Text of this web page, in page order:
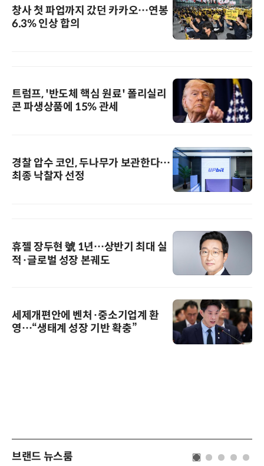
창사 첫 파업까지 갔던 카카오…연봉
6.3% 인상 합의
트럼프, '반도체 핵심 원료' 폴리실리
콘 파생상품에 15% 관세
경찰 압수 코인, 두나무가 보관한다…
최종 낙찰자 선정
휴젤 장두현 號 1년…상반기 최대 실
적·글로벌 성장 본궤도
세제개편안에 벤처·중소기업계 환
영…“생태계 성장 기반 확충”
브랜드 뉴스룸